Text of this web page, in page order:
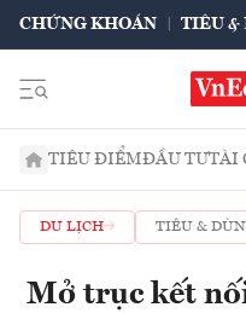
CHỨNG KHOÁN TIÊU &
TIÊU ĐIỂMĐẦU TƯTÀI
DU LỊCH TIÊU &
Mở trục kết